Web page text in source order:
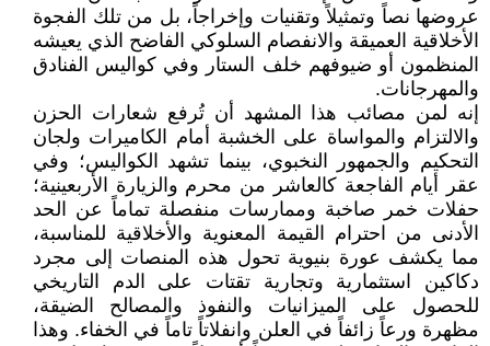
عروضها نصاً وتمثيلاً وتقنيات وإخراجاً، بل من تلك الفجوة
الأخلاقية العميقة والانفصام السلوكي الفاضح الذي يعيشه
المنظمون أو ضيوفهم خلف الستار وفي كواليس الفنادق
والمهرجانات.
إنه لمن مصائب هذا المشهد أن تُرفع شعارات الحزن
والالتزام والمواساة على الخشبة أمام الكاميرات ولجان
التحكيم والجمهور النخبوي، بينما تشهد الكواليس؛ وفي
عقر أيام الفاجعة كالعاشر من محرم والزيارة الأربعينية؛
حفلات خمر صاخبة وممارسات منفصلة تماماً عن الحد
الأدنى من احترام القيمة المعنوية والأخلاقية للمناسبة،
مما يكشف عورة بنيوية تحول هذه المنصات إلى مجرد
دكاكين استثمارية وتجارية تقتات على الدم التاريخي
للحصول على الميزانيات والنفوذ والمصالح الضيقة،
مظهرة ورعاً زائفاً في العلن وانفلاتاً تاماً في الخفاء. وهذا